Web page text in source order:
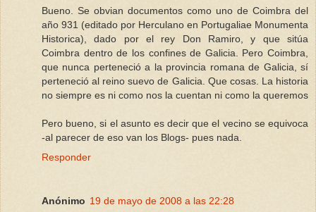
Bueno. Se obvian documentos como uno de Coimbra del
año 931 (editado por Herculano en Portugaliae Monumenta
Historica), dado por el rey Don Ramiro, y que sitúa
Coimbra dentro de los confines de Galicia. Pero Coimbra,
que nunca perteneció a la provincia romana de Galicia, sí
perteneció al reino suevo de Galicia. Que cosas. La historia
no siempre es ni como nos la cuentan ni como la queremos
Pero bueno, si el asunto es decir que el vecino se equivoca
-al parecer de eso van los Blogs- pues nada.
Responder
Anónimo 19 de mayo de 2008 a las 22:28